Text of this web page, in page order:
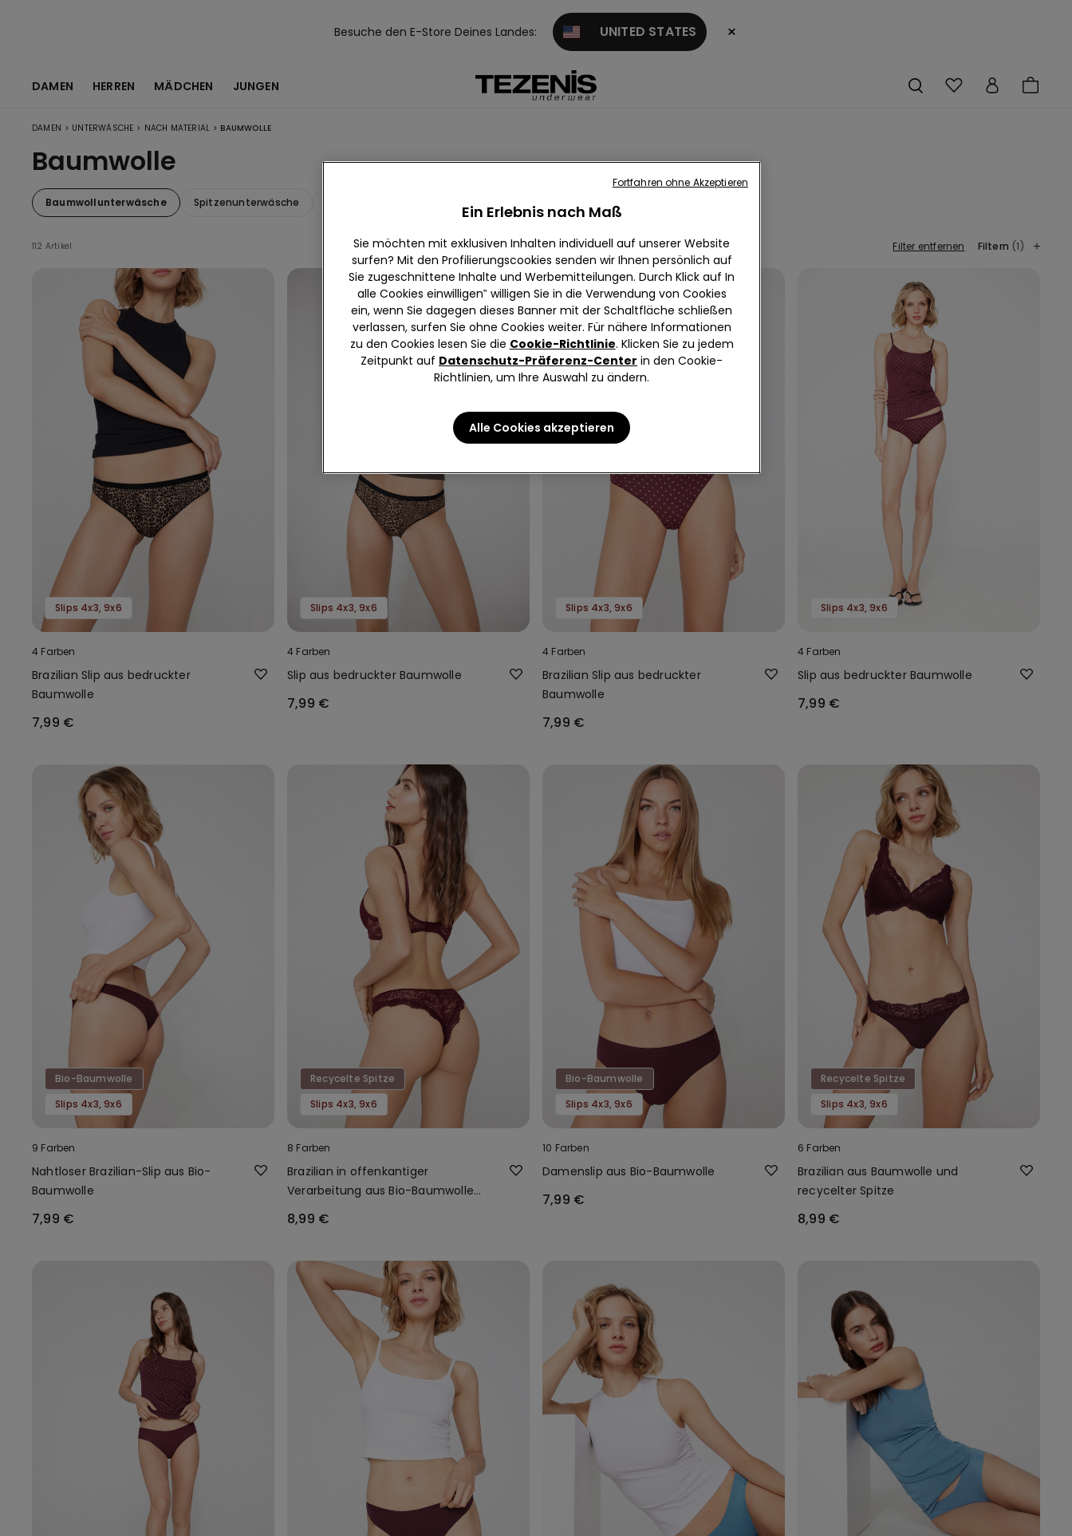
Besuche den E-Store Deines Landes: UNITED STATES ×
DAMEN HERREN MÄDCHEN JUNGEN
DAMEN > UNTERWÄSCHE > NACH MATERIAL > BAUMWOLLE
Baumwolle
Baumwollunterwäsche Spitzenunterwäsche
112 Artikel Filter entfernen Filtern (1)
Slips 4x3, 9x6
4 Farben
Brazilian Slip aus bedruckter
Baumwolle
7,99 €
Slips 4x3, 9x6
4 Farben
Slip aus bedruckter Baumwolle
7,99 €
Slips 4x3, 9x6
4 Farben
Brazilian Slip aus bedruckter
Baumwolle
7,99 €
Slips 4x3, 9x6
4 Farben
Slip aus bedruckter Baumwolle
7,99 €
Bio-Baumwolle
Slips 4x3, 9x6
9 Farben
Nahtloser Brazilian-Slip aus Bio-
Baumwolle
7,99 €
Recycelte Spitze
Slips 4x3, 9x6
8 Farben
Brazilian in offenkantiger
Verarbeitung aus Bio-Baumwolle
8,99 €
Bio-Baumwolle
Slips 4x3, 9x6
10 Farben
Damenslip aus Bio-Baumwolle
7,99 €
Recycelte Spitze
Slips 4x3, 9x6
6 Farben
Brazilian aus Baumwolle und
recycelter Spitze
8,99 €
Ein Erlebnis nach Maß
Sie möchten mit exklusiven Inhalten individuell auf unserer Website
surfen? Mit den Profilierungscookies senden wir Ihnen persönlich auf
Sie zugeschnittene Inhalte und Werbemitteilungen. Durch Klick auf In
alle Cookies einwilligen‟ willigen Sie in die Verwendung von Cookies
ein, wenn Sie dagegen dieses Banner mit der Schaltfläche schließen
verlassen, surfen Sie ohne Cookies weiter. Für nähere Informationen
zu den Cookies lesen Sie die Cookie-Richtlinie. Klicken Sie zu jedem
Zeitpunkt auf Datenschutz-Präferenz-Center in den Cookie-
Richtlinien, um Ihre Auswahl zu ändern.
Alle Cookies akzeptieren
Fortfahren ohne Akzeptieren